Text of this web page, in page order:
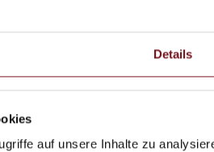
Details
auf unsere Inhalte zu
der Bekanntmachung
downloaden.
der Beteiligung der
angepasste